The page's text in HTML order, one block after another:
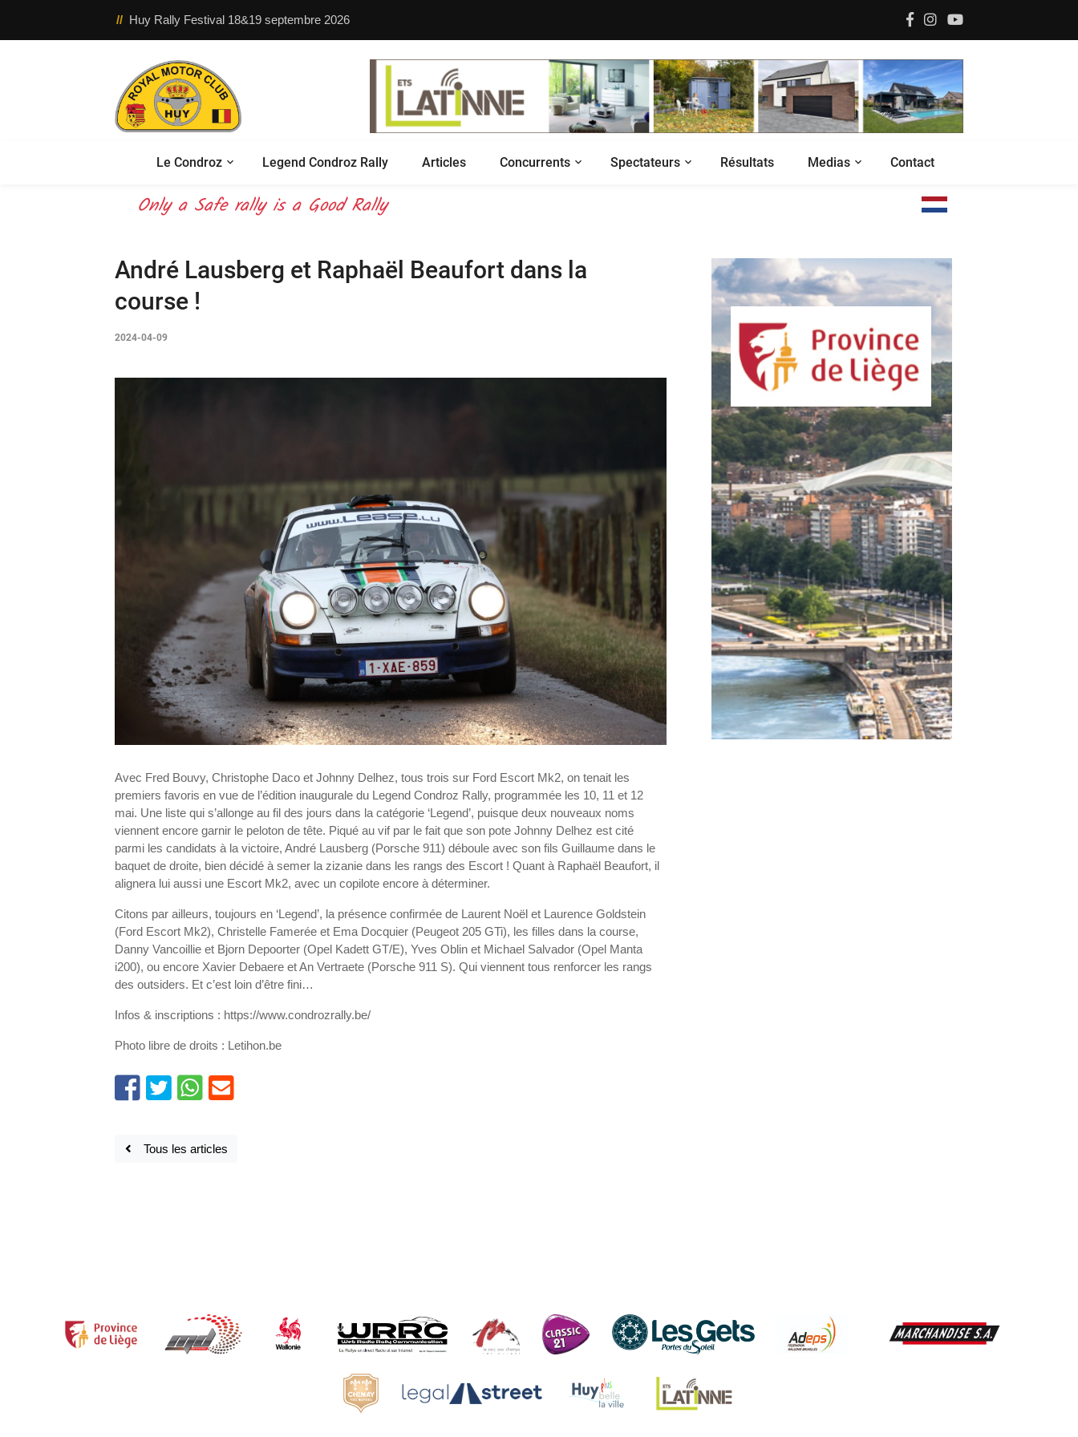
// Huy Rally Festival 18&19 septembre 2026
Le Condroz Legend Condroz Rally Articles Concurrents Spectateurs Résultats Medias Contact
Only a Safe rally is a Good Rally
OUR mission – your safety – your live
André Lausberg et Raphaël Beaufort dans la
course !
2024-04-09
Avec Fred Bouvy, Christophe Daco et Johnny Delhez, tous trois sur Ford Escort Mk2, on tenait les
premiers favoris en vue de l’édition inaugurale du Legend Condroz Rally, programmée les 10, 11 et 12
mai. Une liste qui s’allonge au fil des jours dans la catégorie ‘Legend’, puisque deux nouveaux noms
viennent encore garnir le peloton de tête. Piqué au vif par le fait que son pote Johnny Delhez est cité
parmi les candidats à la victoire, André Lausberg (Porsche 911) déboule avec son fils Guillaume dans le
baquet de droite, bien décidé à semer la zizanie dans les rangs des Escort ! Quant à Raphaël Beaufort, il
alignera lui aussi une Escort Mk2, avec un copilote encore à déterminer.
Citons par ailleurs, toujours en ‘Legend’, la présence confirmée de Laurent Noël et Laurence Goldstein
(Ford Escort Mk2), Christelle Famerée et Ema Docquier (Peugeot 205 GTi), les filles dans la course,
Danny Vancoillie et Bjorn Depoorter (Opel Kadett GT/E), Yves Oblin et Michael Salvador (Opel Manta
i200), ou encore Xavier Debaere et An Vertraete (Porsche 911 S). Qui viennent tous renforcer les rangs
des outsiders. Et c’est loin d’être fini…
Infos & inscriptions : https://www.condrozrally.be/
Photo libre de droits : Letihon.be
Tous les articles